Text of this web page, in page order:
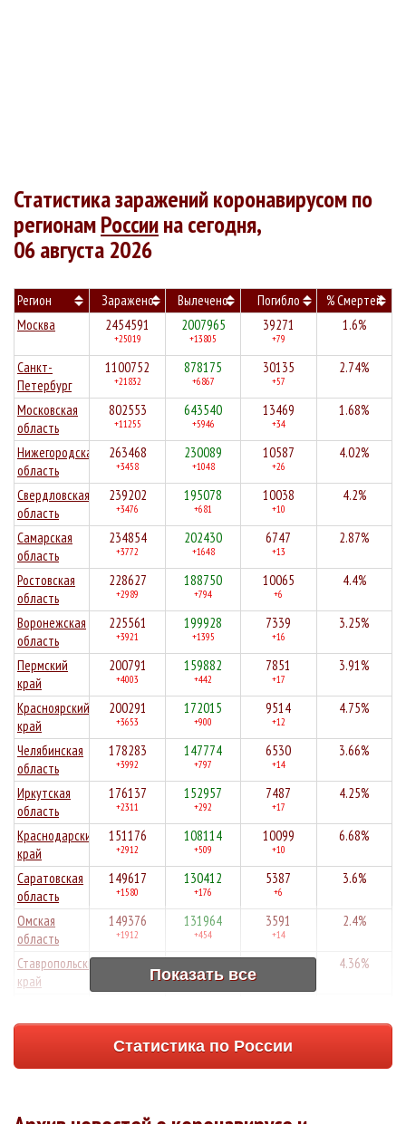
Статистика заражений коронавирусом по
регионамРоссиина сегодня,
06 августа 2026
Регион Заражено Вылечено Погибло
% Смертей
Москва
2454591
+25019
2007965
+13805
39271
+79
1.6%
Санкт-
Петербург
1100752
+21832
878175
+6867
30135
+57
2.74%
Московская
область
802553
+11255
643540
+5946
13469
+34
1.68%
Нижегородская
область
263468
+3458
230089
+1048
10587
+26
4.02%
Свердловская
область
239202
+3476
195078
+681
10038
+10
4.2%
Самарская
область
234854
+3772
202430
+1648
6747
+13
2.87%
Ростовская
область
228627
+2989
188750
+794
10065
+6
4.4%
Воронежская
область
225561
+3921
199928
+1395
7339
+16
3.25%
Пермский
край
200791
+4003
159882
+442
7851
+17
3.91%
Красноярский
край
200291
+3653
172015
+900
9514
+12
4.75%
Челябинская
область
178283
+3992
147774
+797
6530
+14
3.66%
Иркутская
область
176137
+2311
152957
+292
7487
+17
4.25%
Краснодарский
край
151176
+2912
108114
+509
10099
+10
6.68%
Саратовская
область
149617
+1580
130412
+176
5387
+6
3.6%
Омская
область
149376
+1912
131964
+454
3591
+14
2.4%
Ставропольский
край
149133 128502
+888
6507 4.36%
область
область
146180 126042 6034
Показать все
Статистика по России